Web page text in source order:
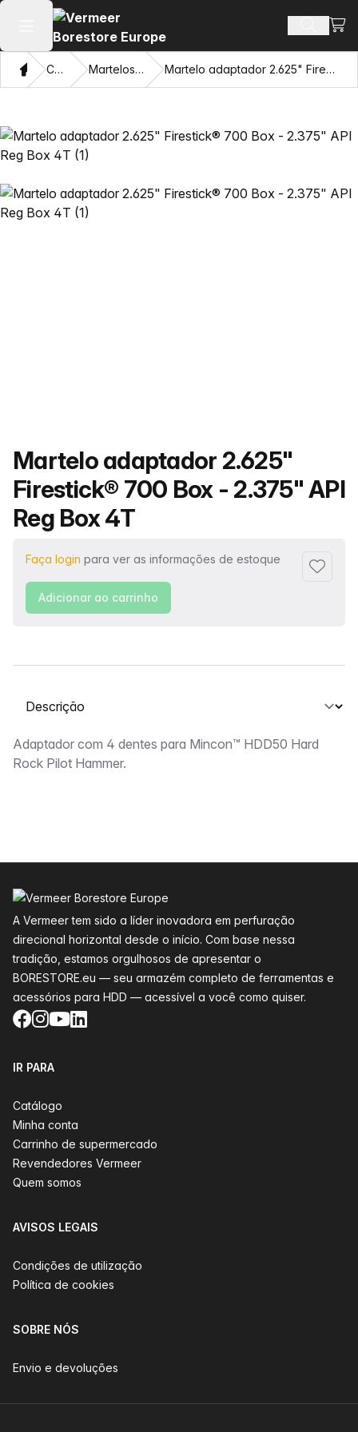
Abrir menu principal Busca
Ver
CasaCatálogo Martelos HDD Mincon™ Martelo adaptador 2.625" Firestick® 700 Box - 2.375" API Reg Box 4T
Nome do produto
Martelo adaptador 2.625"
Firestick® 700 Box - 2.375" API
Reg Box 4T
Faça login para ver as informações de estoque
Adicionar ao carrinho
Selecione uma guia
Descrição
Adaptador com 4 dentes para Mincon™ HDD50 Hard
Rock Pilot Hammer.
A Vermeer tem sido a líder inovadora em perfuração
direcional horizontal desde o início. Com base nessa
tradição, estamos orgulhosos de apresentar o
BORESTORE.eu — seu armazém completo de ferramentas e
acessórios para HDD — acessível a você como quiser.
Facebook
Instagram
YouTube
LinkedIn
IR PARA
Catálogo
Minha conta
Carrinho de supermercado
Revendedores Vermeer
Quem somos
AVISOS LEGAIS
Condições de utilização
Política de cookies
SOBRE NÓS
Envio e devoluções